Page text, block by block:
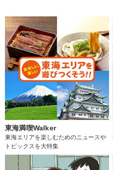
東海満喫Walker
東海エリアを楽しむためのニュースや
トピックスを大特集